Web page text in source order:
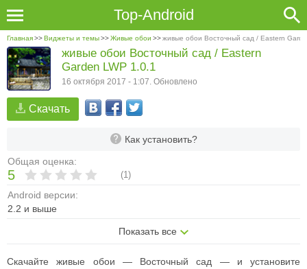
Top-Android
Главная>>Виджеты и темы>>Живые обои >>живые обои Восточный сад / Eastern
Скачать
Как установить?
Общая оценка:
5 (1)
Android версии:
2.2 и выше
Показать все
живые обои Восточный сад / Eastern
Garden LWP 1.0.1
16 октября 2017 - 1:07. Обновлено
Скачайте живые обои — Восточный сад — и установите